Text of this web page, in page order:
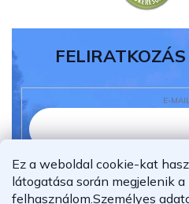
Ez a weboldal cookie-kat
látogatása során megjelenik
felhasználom.Személyes
E-
Elolvastam és